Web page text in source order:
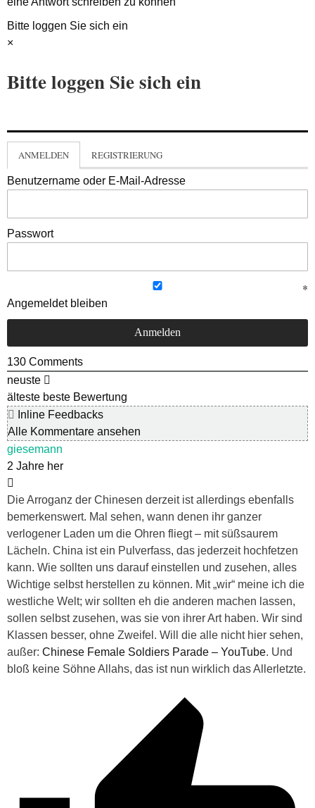
Bitte loggen Sie sich ein
×
Bitte loggen Sie sich ein
ANMELDEN REGISTRIERUNG
Benutzername oder E-Mail-Adresse
Passwort
Angemeldet bleiben
130 Comments
neuste
älteste beste Bewertung
Inline Feedbacks
Alle Kommentare ansehen
giesemann
2 Jahre her
Die Arroganz der Chinesen derzeit ist allerdings ebenfalls
bemerkenswert. Mal sehen, wann denen ihr ganzer
verlogener Laden um die Ohren fliegt – mit süßsaurem
Lächeln. China ist ein Pulverfass, das jederzeit hochfetzen
kann. Wie sollten uns darauf einstellen und zusehen, alles
Wichtige selbst herstellen zu können. Mit „wir“ meine ich die
westliche Welt; wir sollten eh die anderen machen lassen,
sollen selbst zusehen, was sie von ihrer Art haben. Wir sind
Klassen besser, ohne Zweifel. Will die alle nicht hier sehen,
außer: Chinese Female Soldiers Parade – YouTube. Und
bloß keine Söhne Allahs, das ist nun wirklich das Allerletzte.